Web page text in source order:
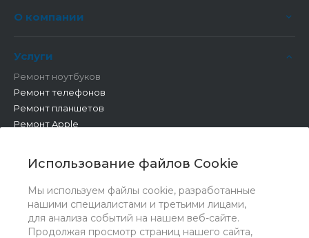
Использование файлов Cookie
Мы используем файлы cookie, разработанные
нашими специалистами и третьими лицами,
для анализа событий на нашем веб-сайте.
Продолжая просмотр страниц нашего сайта,
О компании
Услуги
Ремонт ноутбуков
Ремонт телефонов
Ремонт планшетов
Ремонт Apple